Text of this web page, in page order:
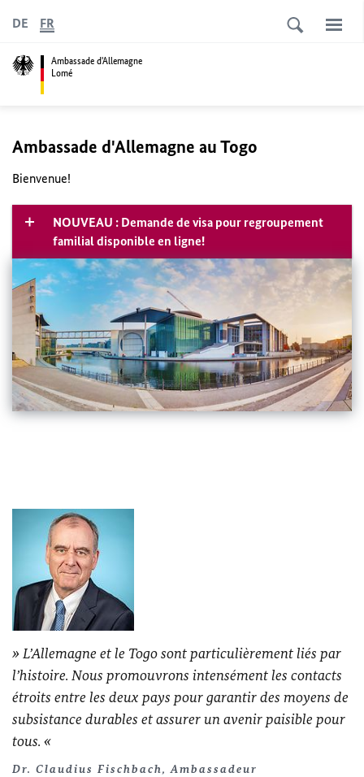
Ambassade d'Allemagne
Lomé
DE FR
Ambassade d'Allemagne au Togo
Bienvenue!
NOUVEAU : Demande de visa pour regroupement
familial disponible en ligne!
L’Allemagne et le Togo sont particulièrement liés par
l’histoire. Nous promouvrons intensément les contacts
étroits entre les deux pays pour garantir des moyens de
subsistance durables et assurer un avenir paisible pour
tous.
Dr. Claudius Fischbach, Ambassadeur